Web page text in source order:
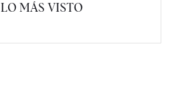
LO MÁS VISTO